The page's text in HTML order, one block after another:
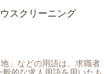
スクリーニング
」などの用語は、求職者